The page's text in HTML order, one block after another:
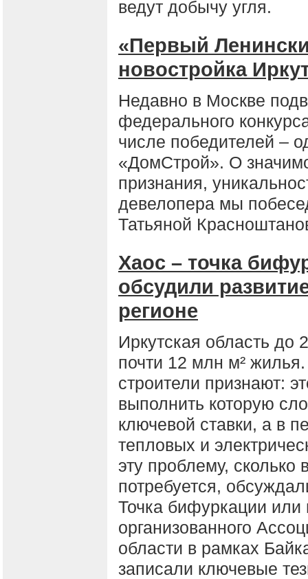
ведут добычу угля.
«Первый
новостройка
Недавно в Москве
федерального
числе победителей –
«ДомСтрой». О
признания,
девелопера мы
Татьяной
Хаос – точка
обсудили
регионе
Иркутская область до
почти 12 млн м²
строители признают:
выполнить которую
ключевой ставки, а в
тепловых и
эту проблему, сколько
потребуется,
Точка бифуркации или
организованного
области в рамках
записали ключевые